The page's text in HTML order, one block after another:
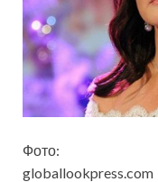
Фото:
globallookpress.com